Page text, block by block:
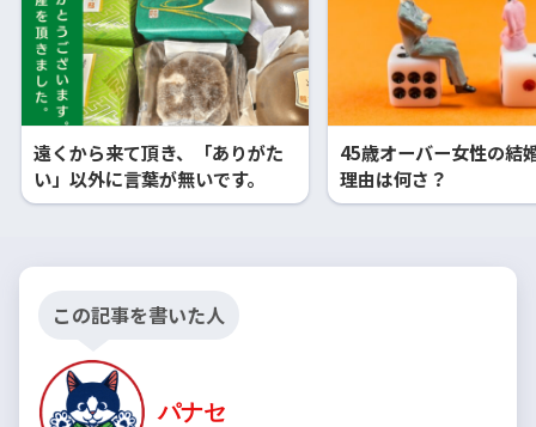
遠くから来て頂き、「ありがた
い」以外に言葉が無いです。
45歳オーバー女性の結
理由は何さ？
この記事を書いた人
パナセ